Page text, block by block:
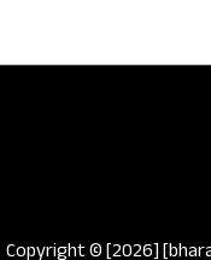
Copyright © [2026]